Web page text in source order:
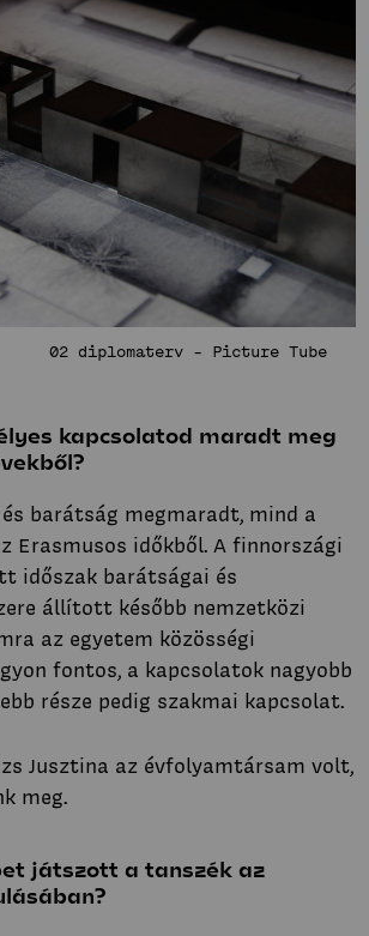
02 diplomaterv - Picture Tube
kapcsolatod maradt meg
barátság megmaradt, mind a
Erasmusos időkből. A finnországi
időszak barátságai és
állított később nemzetközi
az egyetem közösségi
fontos, a kapcsolatok nagyobb
része pedig szakmai kapcsolat.
Jusztina az évfolyamtársam volt,
meg.
játszott a tanszék az